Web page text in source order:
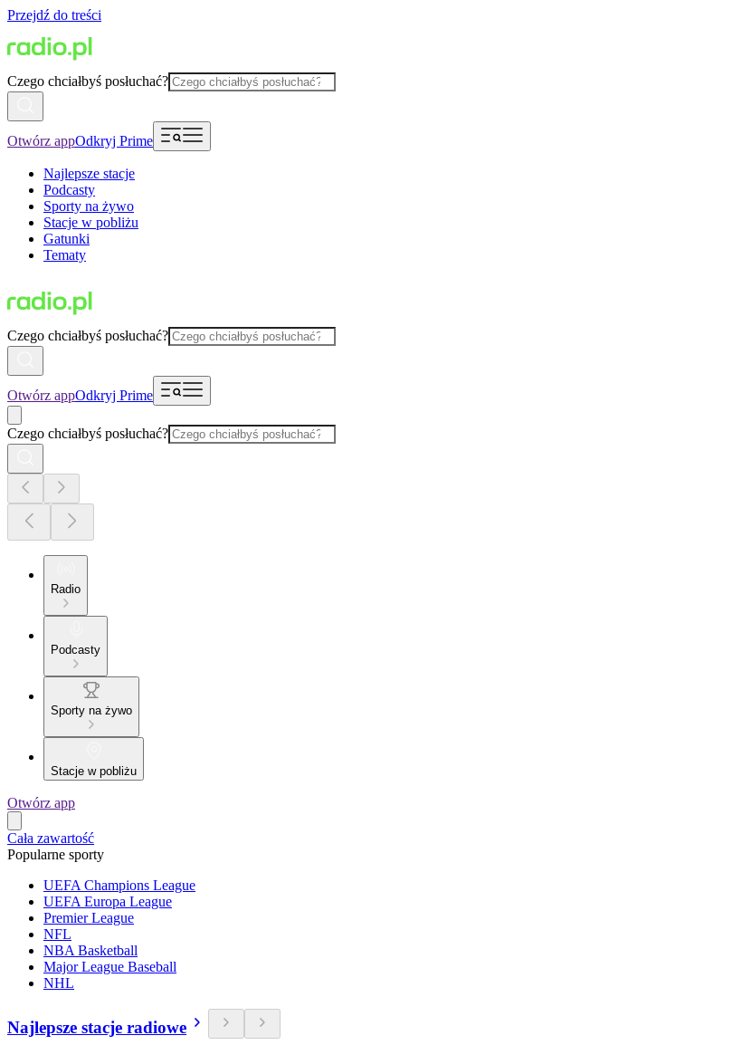
Przejdź do treści
Czego chciałbyś posłuchać?
Otwórz appOdkryj Prime
Najlepsze stacje
Podcasty
Sporty na żywo
Stacje w pobliżu
Gatunki
Tematy
Czego chciałbyś posłuchać?
Otwórz appOdkryj Prime
Czego chciałbyś posłuchać?
Radio
Podcasty
Sporty na żywo
Stacje w pobliżu
Otwórz app
Cała zawartość
Popularne sporty
UEFA Champions League
UEFA Europa League
Premier League
NFL
NBA Basketball
Major League Baseball
NHL
Najlepsze stacje radiowe